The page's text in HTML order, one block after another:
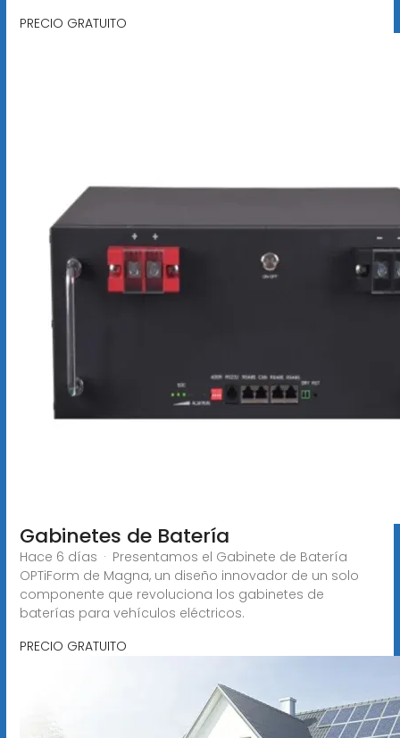
PRECIO GRATUITO
Gabinetes de Batería
Hace 6 días · Presentamos el Gabinete de Batería
OPTiForm de Magna, un diseño innovador de un solo
componente que revoluciona los gabinetes de
baterías para vehículos eléctricos.
PRECIO GRATUITO